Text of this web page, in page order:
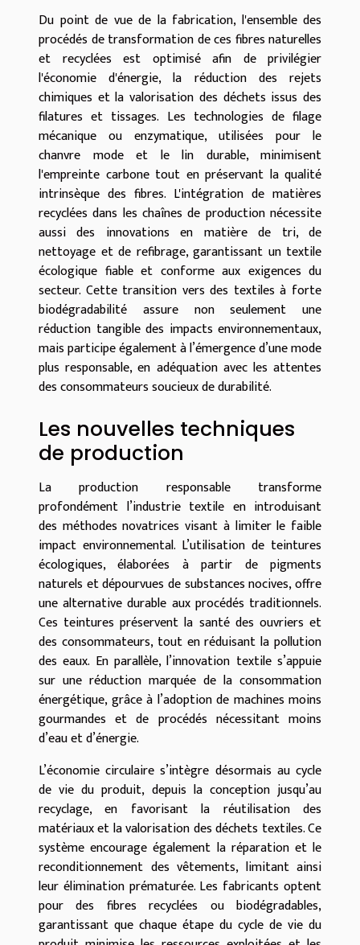
Du point de vue de la fabrication, l'ensemble des
procédés de transformation de ces fibres naturelles
et recyclées est optimisé afin de privilégier
l'économie d'énergie, la réduction des rejets
chimiques et la valorisation des déchets issus des
filatures et tissages. Les technologies de filage
mécanique ou enzymatique, utilisées pour le
chanvre mode et le lin durable, minimisent
l'empreinte carbone tout en préservant la qualité
intrinsèque des fibres. L'intégration de matières
recyclées dans les chaînes de production nécessite
aussi des innovations en matière de tri, de
nettoyage et de refibrage, garantissant un textile
écologique fiable et conforme aux exigences du
secteur. Cette transition vers des textiles à forte
biodégradabilité assure non seulement une
réduction tangible des impacts environnementaux,
mais participe également à l’émergence d’une mode
plus responsable, en adéquation avec les attentes
des consommateurs soucieux de durabilité.
Les nouvelles techniques
de production
La production responsable transforme
profondément l’industrie textile en introduisant
des méthodes novatrices visant à limiter le faible
impact environnemental. L’utilisation de teintures
écologiques, élaborées à partir de pigments
naturels et dépourvues de substances nocives, offre
une alternative durable aux procédés traditionnels.
Ces teintures préservent la santé des ouvriers et
des consommateurs, tout en réduisant la pollution
des eaux. En parallèle, l’innovation textile s’appuie
sur une réduction marquée de la consommation
énergétique, grâce à l’adoption de machines moins
gourmandes et de procédés nécessitant moins
d’eau et d’énergie.
L’économie circulaire s’intègre désormais au cycle
de vie du produit, depuis la conception jusqu’au
recyclage, en favorisant la réutilisation des
matériaux et la valorisation des déchets textiles. Ce
système encourage également la réparation et le
reconditionnement des vêtements, limitant ainsi
leur élimination prématurée. Les fabricants optent
pour des fibres recyclées ou biodégradables,
garantissant que chaque étape du cycle de vie du